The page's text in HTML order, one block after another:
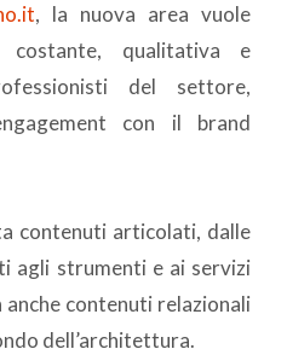
, la nuova area vuole
costante, qualitativa e
del settore,
con il brand
contenuti articolati, dalle
agli strumenti e ai servizi
contenuti relazionali
dell’architettura.